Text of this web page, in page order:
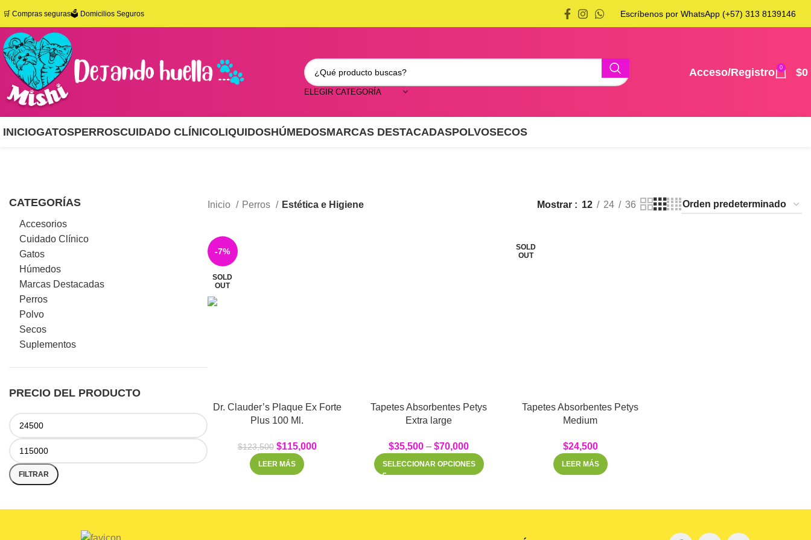
🛒 Compras seguras🗳️ Domicilios Seguros Escríbenos por WhatsApp (+57) 313 8139146
ELEGIR CATEGORÍA
Acceso/Registro 0 $0
INICIOGATOSPERROSCUIDADO CLÍNICOLIQUIDOSHÚMEDOSMARCAS DESTACADASPOLVOSECOS
CATEGORÍAS
Accesorios
Cuidado Clínico
Gatos
Húmedos
Marcas Destacadas
Perros
Polvo
Secos
Suplementos
PRECIO DEL PRODUCTO
FILTRAR
Inicio Perros Estética e Higiene Mostrar 12 24 36
-7%
SOLD
OUT
Dr. Clauder’s Plaque Ex Forte
Plus 100 Ml.
$123,500 $115,000
LEER MÁS
Tapetes Absorbentes Petys
Extra large
$35,500 –$70,000
SELECCIONAR OPCIONES
SOLD
OUT
Tapetes Absorbentes Petys
Medium
$24,500
LEER MÁS
Facebook